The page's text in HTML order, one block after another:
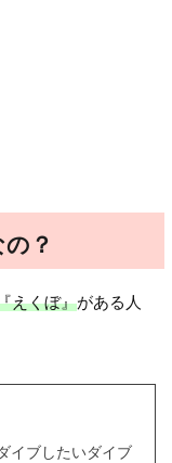
？
えくぼ』がある人
イブしたいダイブ